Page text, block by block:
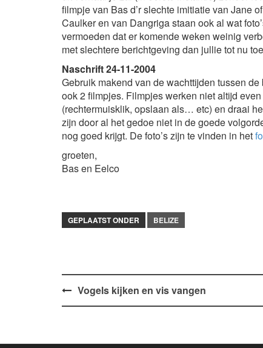
filmpje van Bas d’r slechte imitiatie van Jane
Caulker en van Dangriga staan ook al wat
vermoeden dat er komende weken weinig
met slechtere berichtgeving dan jullie tot nu
Naschrift 24-11-2004
Gebruik makend van de wachttijden tussen
ook 2 filmpjes. Filmpjes werken niet altijd
(rechtermuisklik, opslaan als… etc) en draai
zijn door al het gedoe niet in de goede
nog goed krijgt. De foto’s zijn te vinden in het
groeten,
Bas en Eelco
GEPLAATST ONDER BELIZE
Bericht
navigatie
Vogels kijken en vis vangen